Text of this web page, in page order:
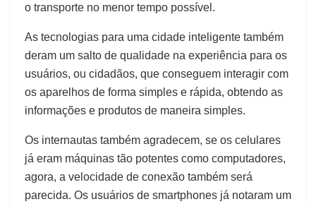
o transporte no menor tempo possível.
As tecnologias para uma cidade inteligente também
deram um salto de qualidade na experiência para os
usuários, ou cidadãos, que conseguem interagir com
os aparelhos de forma simples e rápida, obtendo as
informações e produtos de maneira simples.
Os internautas também agradecem, se os celulares
já eram máquinas tão potentes como computadores,
agora, a velocidade de conexão também será
parecida. Os usuários de smartphones já notaram um